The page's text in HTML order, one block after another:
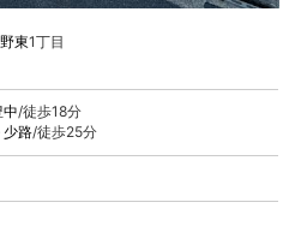
東1丁目
中/徒歩18分
少路/徒歩25分